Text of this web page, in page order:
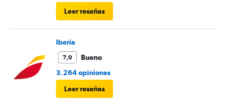
Leer reseñas
Iberia
7,0
Bueno
3.264 opiniones
Leer reseñas